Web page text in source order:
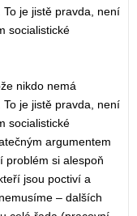
je jistě pravda, není
socialistické
nikdo nemá
je jistě pravda, není
socialistické
argumentem
problém si alespoň
jsou poctiví a
– dalších